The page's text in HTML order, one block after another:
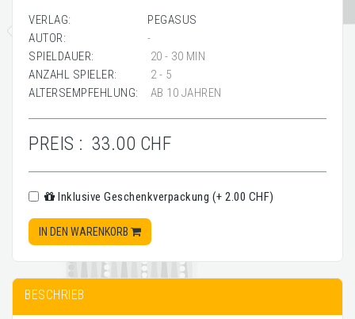
VERLAG:
PEGASUS
AUTOR:
-
SPIELDAUER:
20 - 30 MIN
ANZAHL SPIELER:
2 - 5
ALTERSEMPFEHLUNG:
AB 10 JAHREN
PREIS : 33.00 CHF
Inklusive Geschenkverpackung (+ 2.00 CHF)
IN DEN WARENKORB
BESCHRIEB